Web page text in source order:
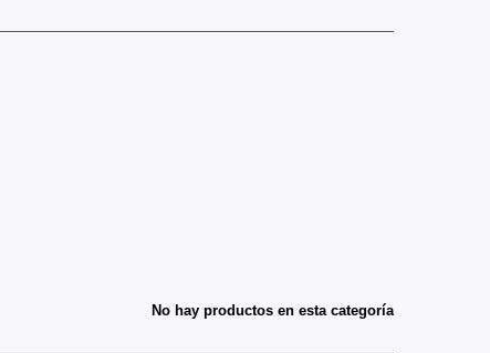
No hay productos en esta categoría